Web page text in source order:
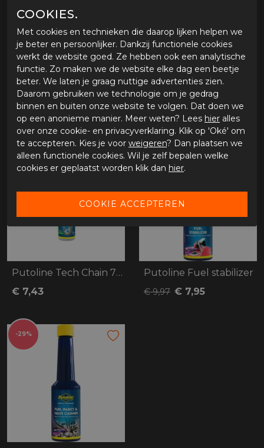
SPECIFICATIES PUTOLINE TECH CHAIN 500ML
Merk
Putoline
Leveranciercode
830270367
Categorie
Onderdelen
Materiaal buitenkant
Bestelcode
67830270367
GERELATEERDE PRODUCTEN
Putoline Tech Chain 75ML
€ 7,43
-20%
Putoline Fuel stabilizer
€ 9,97 € 7,95
-29%
COOKIES.
Met cookies en technieken die daarop lijken helpen we
je beter en persoonlijker. Dankzij functionele cookies
werkt de website goed. Ze hebben ook een analytische
functie. Zo maken we de website elke dag een beetje
beter. We laten je graag nuttige advertenties zien.
Daarom gebruiken we technologie om je gedrag
binnen en buiten onze website te volgen. Dat doen we
op een anonieme manier. Meer weten? Lees hier alles
over onze cookie- en privacyverklaring. Klik op 'Oké' om
te accepteren. Kies je voor weigeren? Dan plaatsen we
alleen functionele cookies. Wil je zelf bepalen welke
cookies er geplaatst worden klik dan hier.